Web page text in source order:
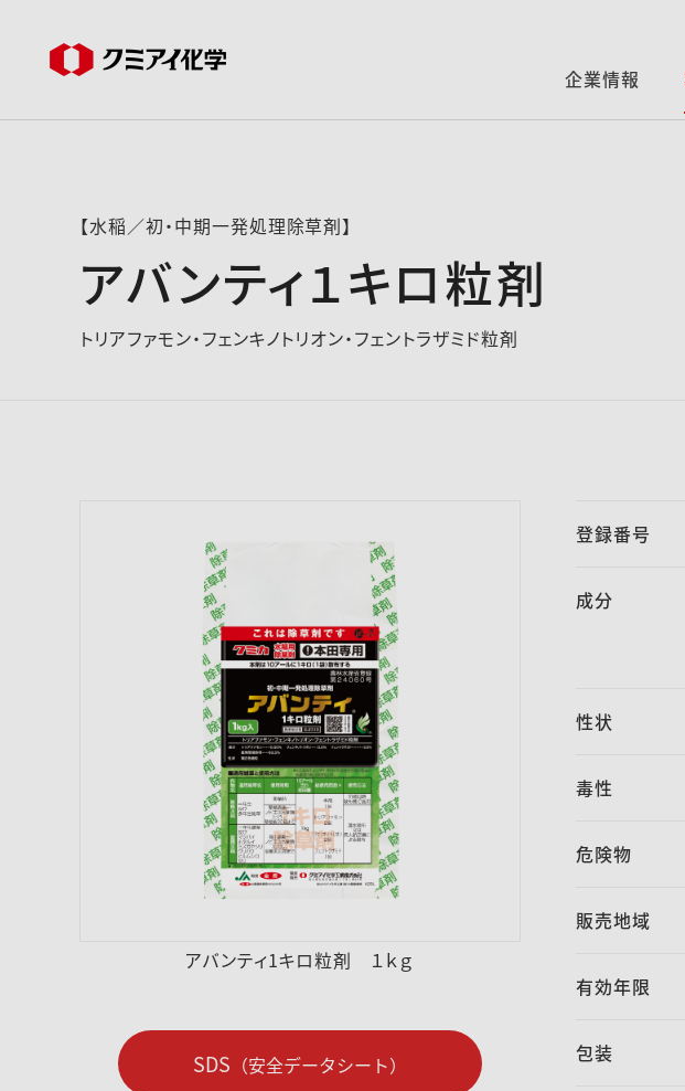
企業情報
【水稲／初・中期一発処理除草剤】
アバンティ１キロ粒剤
トリアファモン・フェンキノトリオン・フェントラザミド粒剤
アバンティ1キロ粒剤 １ｋｇ
SDS （安全データシート）
登録番号
成分
性状
毒性
危険物
販売地域
有効年限
包装